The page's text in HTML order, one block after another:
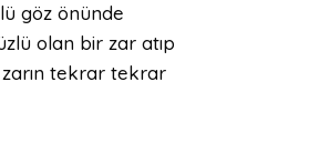
göz önünde
olan bir zar atıp
tekrar tekrar